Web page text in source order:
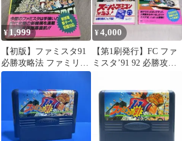
¥ 1,999
【初版】ファミスタ91
必勝攻略法 ファミリー
コンピュータ
¥4,000
【第1刷発行】FC ファ
ミスタ’91 92 必勝攻略